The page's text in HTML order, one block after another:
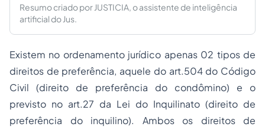
Resumo criado por JUSTICIA, o assistente de inteligência
artificial do Jus.
Existem no ordenamento jurídico apenas 02 tipos de
direitos de preferência, aquele do art.504 do Código
Civil (direito de preferência do condômino) e o
previsto no art.27 da Lei do Inquilinato (direito de
preferência do inquilino). Ambos os direitos de